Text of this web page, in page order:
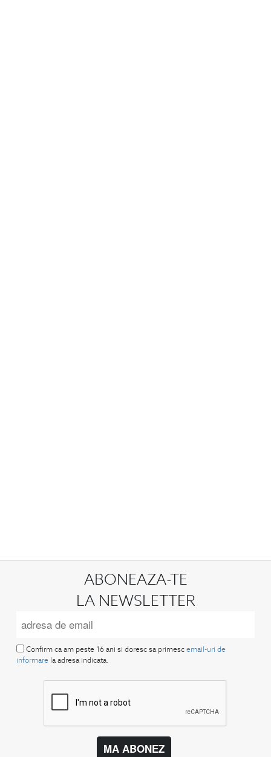
ABONEAZA-TE
LA NEWSLETTER
Confirm ca am peste 16 ani si doresc sa primesc email-uri de
informare la adresa indicata.
MA ABONEZ